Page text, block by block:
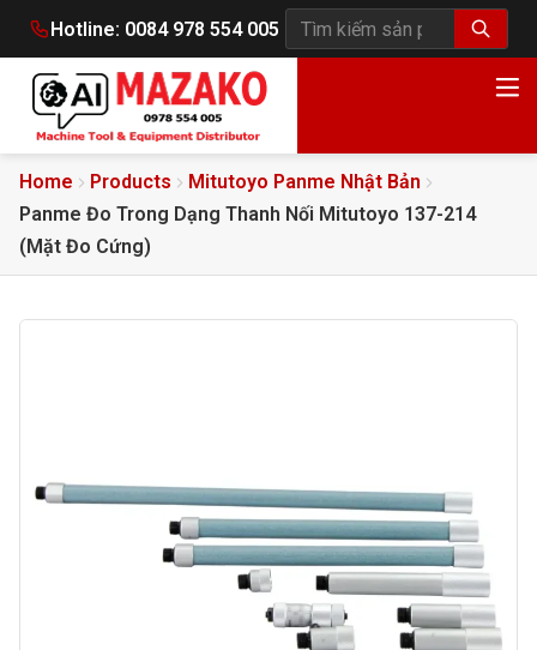
Hotline: 0084 978 554 005
Tìm kiếm sản phẩm
Home Products
Mitutoyo Panme Nhật Bản
Panme Đo Trong Dạng Thanh Nối Mitutoyo 137-214
(Mặt Đo Cứng)